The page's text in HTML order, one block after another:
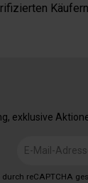
exklusive
durch reCAPTCHA